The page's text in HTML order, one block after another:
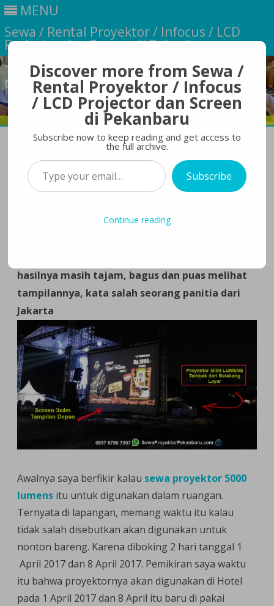
MENU
Sewa / Rental Proyektor / Infocus / LCD
Projector dan Screen di Pekanbaru
Skip
to
content
Acara Top Kopi Pakai Projector 5000
Lumens
Kopi
Projector
5000
Lumens
hasilnya masih tajam, bagus dan puas melihat
tampilannya, kata salah seorang panitia dari
Jakarta
Awalnya saya berfikir kalau sewa proyektor 5000
lumens itu untuk digunakan dalam ruangan.
Ternyata di lapangan, memang waktu itu kalau
tidak salah disebutkan akan digunakan untuk
nonton bareng. Karena diboking 2 hari tanggal 1
April 2017 dan 8 April 2017. Pemikiran saya waktu
itu bahwa proyektornya akan digunakan di Hotel
pada 1 April 2017 dan 8 April itu baru di pakai
Discover more from Sewa /
Rental Proyektor / Infocus
/ LCD Projector dan Screen
di Pekanbaru
Subscribe now to keep reading and get access to
the full archive.
Type your email…
Subscribe
Continue reading